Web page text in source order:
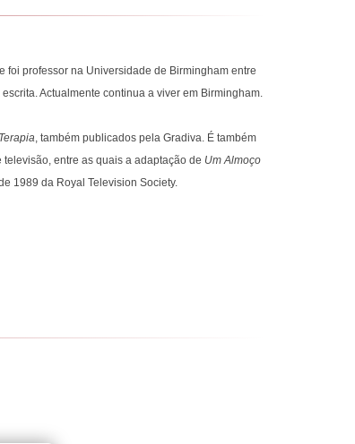
foi professor na Universidade de Birmingham entre
Actualmente continua a viver em Birmingham.
Terapia , também publicados pela Gradiva. É também
entre as quais a adaptação de Um Almoço
1989 da Royal Television Society.